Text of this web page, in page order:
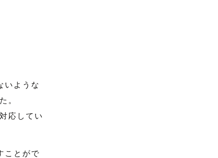
いような
。
応してい
ことがで